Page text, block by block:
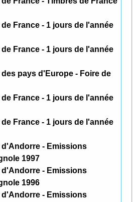
France - 1 jours de l'année
France - 1 jours de l'année
pays d'Europe - Foire de
France - 1 jours de l'année
France - 1 jours de l'année
d'Andorre - Emissions
1997
d'Andorre - Emissions
1996
d'Andorre - Emissions